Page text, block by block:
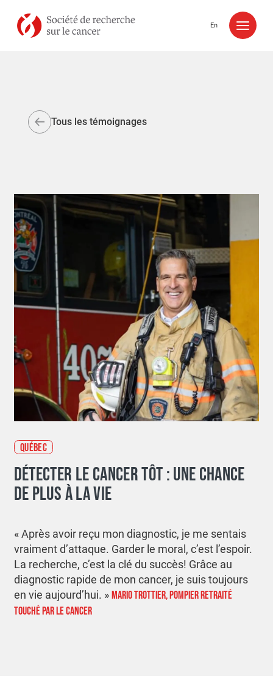
En
Tous les témoignages
QUÉBEC
DÉTECTER LE CANCER TÔT : UNE CHANCE
DE PLUS À LA VIE
« Après avoir reçu mon diagnostic, je me sentais
vraiment d’attaque. Garder le moral, c’est l’espoir.
La recherche, c’est la clé du succès! Grâce au
diagnostic rapide de mon cancer, je suis toujours
en vie aujourd’hui. » MARIO TROTTIER, POMPIER RETRAITÉ
TOUCHÉ PAR LE CANCER